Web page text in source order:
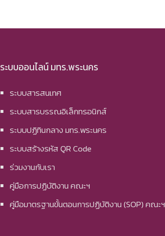
ระบบออนไลน์ มทร.พระนคร
ระบบสารสนเทศ
ระบบสารบรรณอิเล็กทรอนิกส์
ระบบปฏิทินกลาง มทร.พระนคร
ระบบสร้างรหัส QR Code
ร่วมงานกับเรา
คู่มือการปฏิบัติงาน คณะฯ
คู่มือมาตรฐานขั้นตอนการปฏิบัติงาน (SOP) คณะฯ